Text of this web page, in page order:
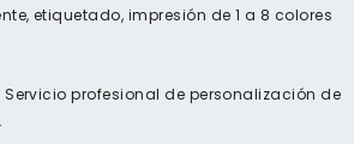
etiquetado, impresión de 1 a 8 colores
profesional de personalización de